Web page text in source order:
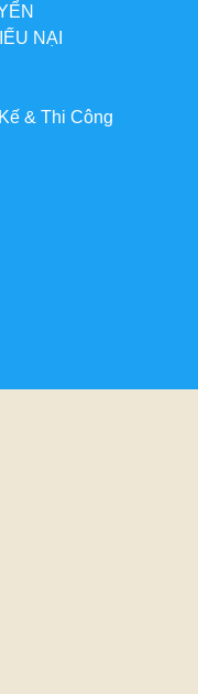
NẠI
& Thi Công